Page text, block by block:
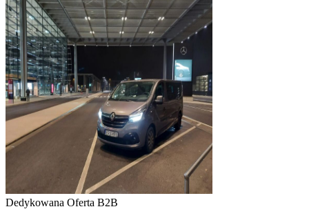
Dedykowana Oferta B2B